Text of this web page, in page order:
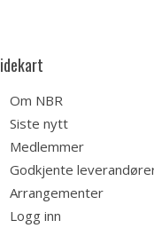
Om NBR
Siste nytt
Medlemmer
Godkjente
Arrangementer
Logg inn